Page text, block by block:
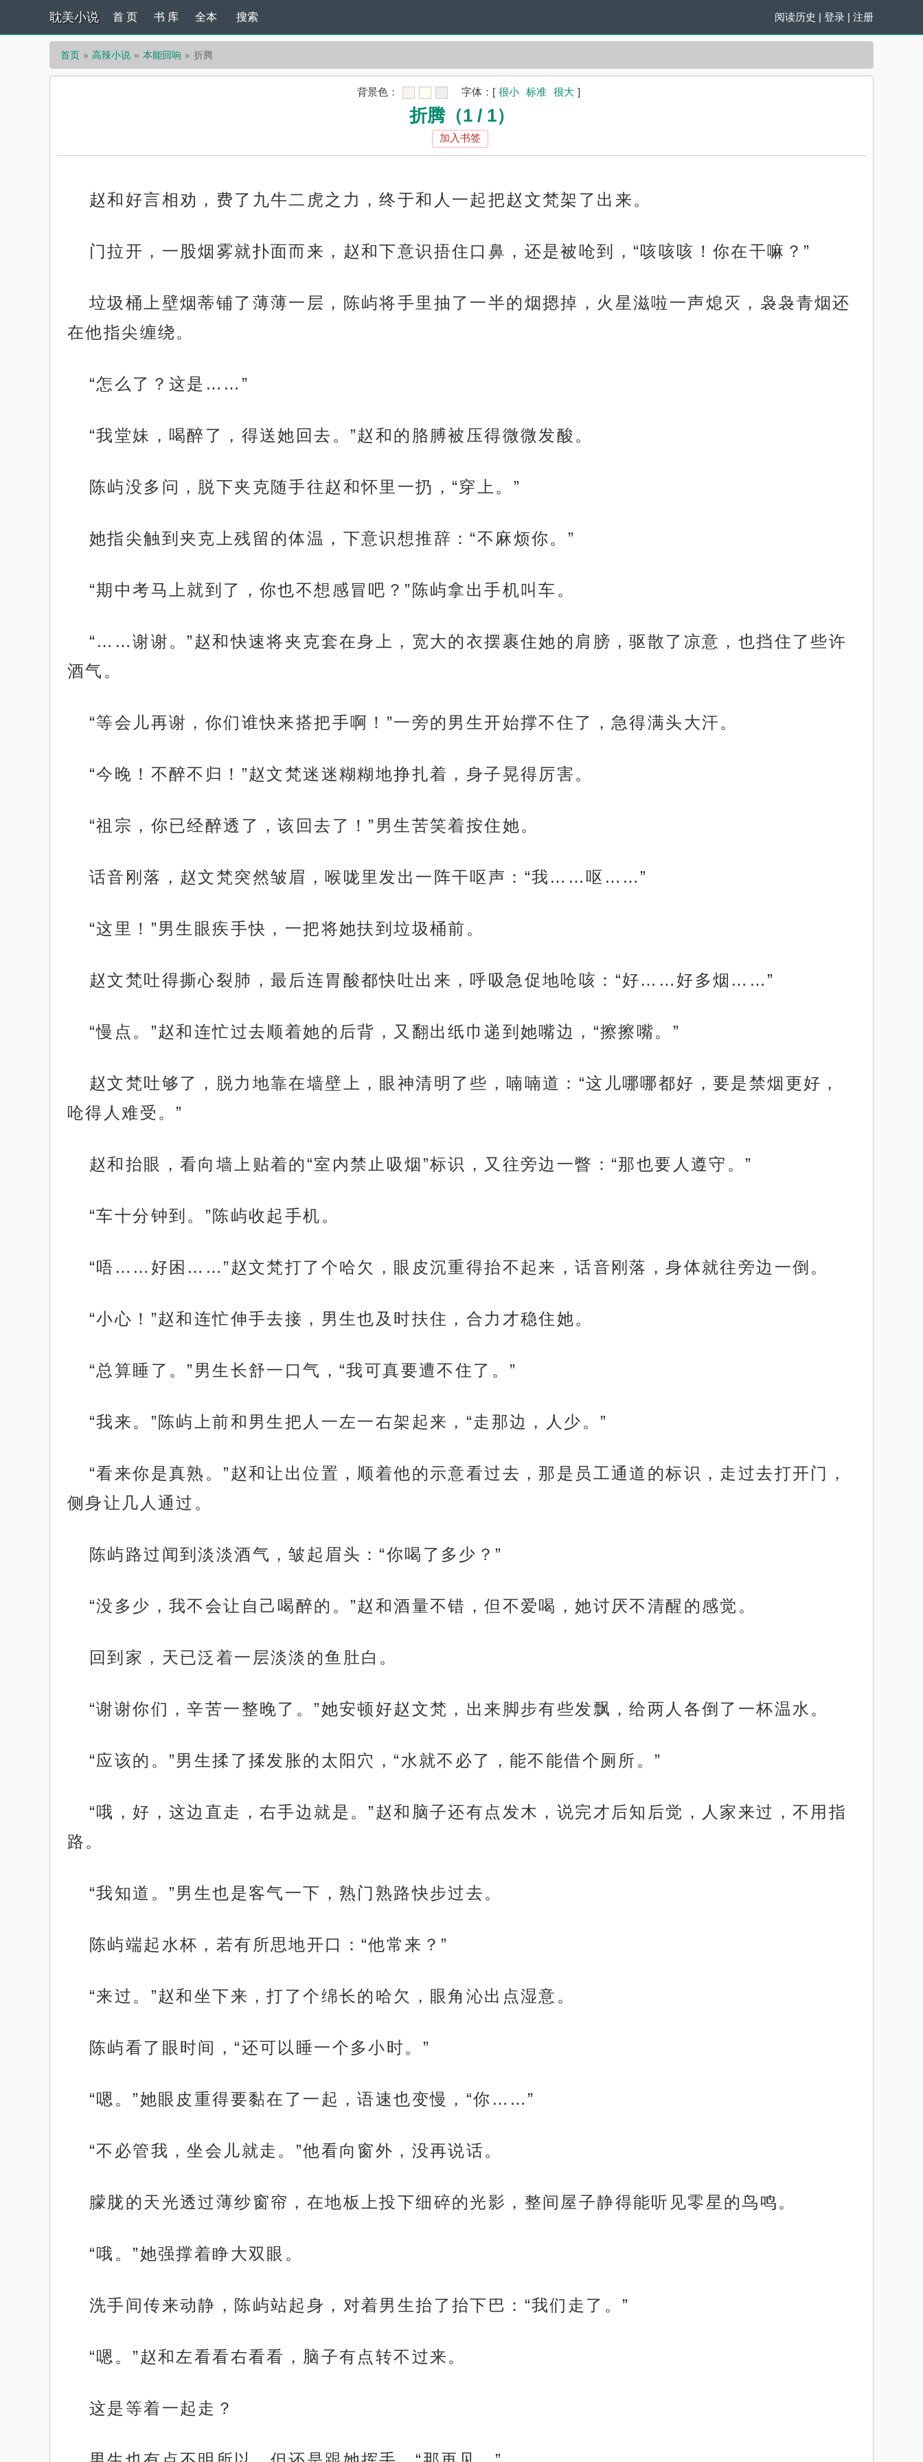
耽美小说 阅读历史 | 登录 | 注册
首 页 书 库 全本 搜索
首页 高辣小说 本能回响 折腾
背景色： 字体： [ 很小 标准 很大 ]
折腾（1 / 1）
加入书签
赵和好言相劝，费了九牛二虎之力，终于和人一起把赵文梵架了出来。
门拉开，一股烟雾就扑面而来，赵和下意识捂住口鼻，还是被呛到，“咳咳咳！你在干嘛？”
垃圾桶上壁烟蒂铺了薄薄一层，陈屿将手里抽了一半的烟摁掉，火星滋啦一声熄灭，袅袅青烟还
在他指尖缠绕。
“怎么了？这是……”
“我堂妹，喝醉了，得送她回去。”赵和的胳膊被压得微微发酸。
陈屿没多问，脱下夹克随手往赵和怀里一扔，“穿上。”
她指尖触到夹克上残留的体温，下意识想推辞：“不麻烦你。”
“期中考马上就到了，你也不想感冒吧？”陈屿拿出手机叫车。
“……谢谢。”赵和快速将夹克套在身上，宽大的衣摆裹住她的肩膀，驱散了凉意，也挡住了些许
酒气。
“等会儿再谢，你们谁快来搭把手啊！”一旁的男生开始撑不住了，急得满头大汗。
“今晚！不醉不归！”赵文梵迷迷糊糊地挣扎着，身子晃得厉害。
“祖宗，你已经醉透了，该回去了！”男生苦笑着按住她。
话音刚落，赵文梵突然皱眉，喉咙里发出一阵干呕声：“我……呕……”
“这里！”男生眼疾手快，一把将她扶到垃圾桶前。
赵文梵吐得撕心裂肺，最后连胃酸都快吐出来，呼吸急促地呛咳：“好……好多烟……”
“慢点。”赵和连忙过去顺着她的后背，又翻出纸巾递到她嘴边，“擦擦嘴。”
赵文梵吐够了，脱力地靠在墙壁上，眼神清明了些，喃喃道：“这儿哪哪都好，要是禁烟更好，
呛得人难受。”
赵和抬眼，看向墙上贴着的“室内禁止吸烟”标识，又往旁边一瞥：“那也要人遵守。”
“车十分钟到。”陈屿收起手机。
“唔……好困……”赵文梵打了个哈欠，眼皮沉重得抬不起来，话音刚落，身体就往旁边一倒。
“小心！”赵和连忙伸手去接，男生也及时扶住，合力才稳住她。
“总算睡了。”男生长舒一口气，“我可真要遭不住了。”
“我来。”陈屿上前和男生把人一左一右架起来，“走那边，人少。”
“看来你是真熟。”赵和让出位置，顺着他的示意看过去，那是员工通道的标识，走过去打开门，
侧身让几人通过。
陈屿路过闻到淡淡酒气，皱起眉头：“你喝了多少？”
“没多少，我不会让自己喝醉的。”赵和酒量不错，但不爱喝，她讨厌不清醒的感觉。
回到家，天已泛着一层淡淡的鱼肚白。
“谢谢你们，辛苦一整晚了。”她安顿好赵文梵，出来脚步有些发飘，给两人各倒了一杯温水。
“应该的。”男生揉了揉发胀的太阳穴，“水就不必了，能不能借个厕所。”
“哦，好，这边直走，右手边就是。”赵和脑子还有点发木，说完才后知后觉，人家来过，不用指
路。
“我知道。”男生也是客气一下，熟门熟路快步过去。
陈屿端起水杯，若有所思地开口：“他常来？”
“来过。”赵和坐下来，打了个绵长的哈欠，眼角沁出点湿意。
陈屿看了眼时间，“还可以睡一个多小时。”
“嗯。”她眼皮重得要黏在了一起，语速也变慢，“你……”
“不必管我，坐会儿就走。”他看向窗外，没再说话。
朦胧的天光透过薄纱窗帘，在地板上投下细碎的光影，整间屋子静得能听见零星的鸟鸣。
“哦。”她强撑着睁大双眼。
洗手间传来动静，陈屿站起身，对着男生抬了抬下巴：“我们走了。”
“嗯。”赵和左看看右看看，脑子有点转不过来。
这是等着一起走？